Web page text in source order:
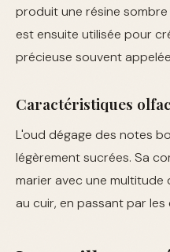
produit une résine
est ensuite utilisée pour
précieuse souvent
Caractéristiques
L'oud dégage des notes
légèrement sucrées. Sa
marier avec une
au cuir, en passant par les